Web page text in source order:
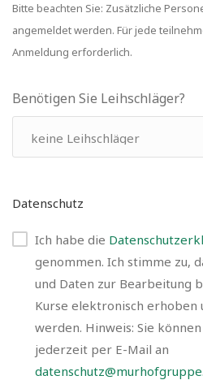
Bitte beachten Sie: Zusätzliche
angemeldet werden. Für jede
Anmeldung erforderlich.
Benötigen Sie Leihschläger?
Datenschutz
Ich habe die
genommen. Ich stimme zu,
und Daten zur Bearbeitung
Kurse elektronisch erhoben
werden. Hinweis: Sie
jederzeit per E-Mail an